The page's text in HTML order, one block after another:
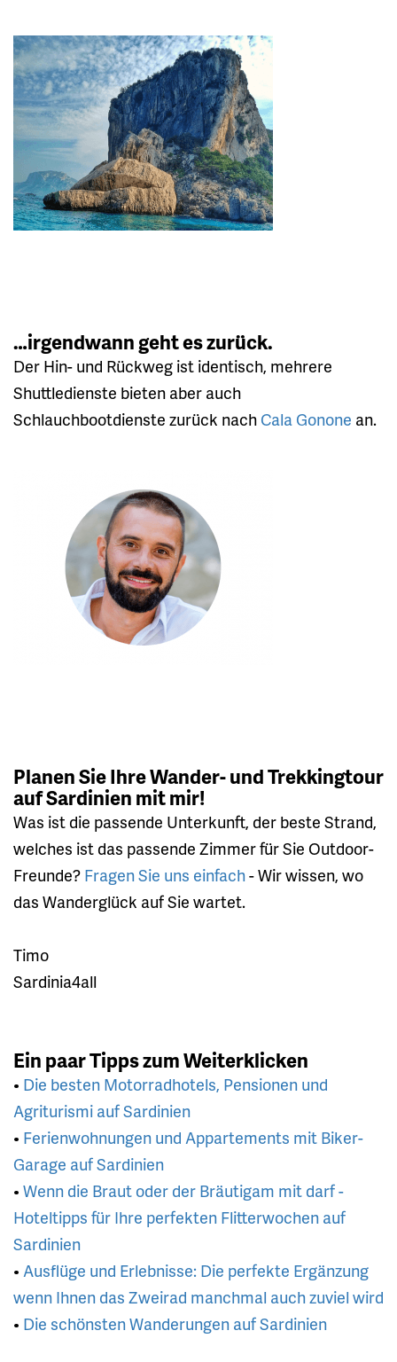
…irgendwann geht es zurück.
Der Hin- und Rückweg ist identisch, mehrere
Shuttledienste bieten aber auch
Schlauchbootdienste zurück nach Cala Gonone an.
Planen Sie Ihre Wander- und Trekkingtour
auf Sardinien mit mir!
Was ist die passende Unterkunft, der beste Strand,
welches ist das passende Zimmer für Sie Outdoor-
Freunde? Fragen Sie uns einfach- Wir wissen, wo
das Wanderglück auf Sie wartet.
Timo
Sardinia4all
Ein paar Tipps zum Weiterklicken
• Die besten Motorradhotels, Pensionen und
Agriturismi auf Sardinien
• Ferienwohnungen und Appartements mit Biker-
Garage auf Sardinien
• Wenn die Braut oder der Bräutigam mit darf -
Hoteltipps für Ihre perfekten Flitterwochen auf
Sardinien
• Ausflüge und Erlebnisse: Die perfekte Ergänzung
wenn Ihnen das Zweirad manchmal auch zuviel wird
• Die schönsten Wanderungen auf Sardinien